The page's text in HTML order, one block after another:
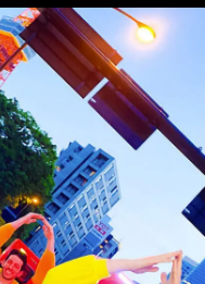
Pris
FAQ
Booking
Tokyo Akihabara#1
Tokyo Shibuya